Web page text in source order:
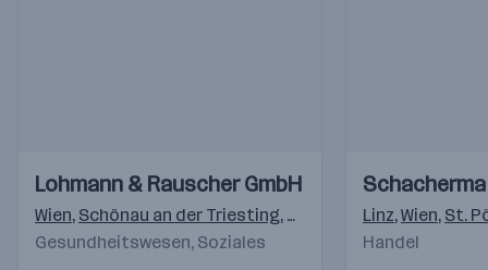
Videos
Einblicke
Einblicke
Lohmann & Rauscher GmbH
Wien, Schönau an der Triesting, Graz
Gesundheitswesen, Soziales
Videos
Einblicke
Einblicke
Linz,Wien, St.
Handel